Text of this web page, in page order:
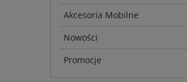
Akcesoria Mobilne
Nowości
Promocje